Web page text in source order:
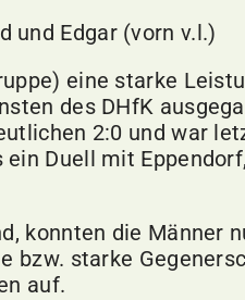
und Edgar (vorn v.l.)
eine starke
des DHfK
2:0 und war
Duell mit
konnten die Männer
bzw. starke
auf.